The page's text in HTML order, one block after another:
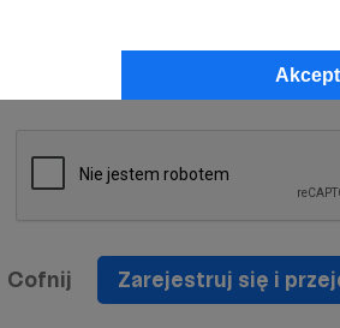
informacji handlowych - newslettera. Opcja
Cofnij Zarejestruj się i